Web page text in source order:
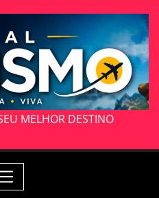
MELHOR DESTINO